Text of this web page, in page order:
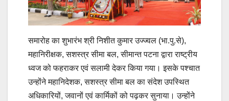
समारोह का शुभारंभ श्री निशीत कुमार उज्ज्वल (भा.पु.से),
महानिरीक्षक, सशस्त्र सीमा बल, सीमान्त पटना द्वारा राष्ट्रीय
ध्वज को फहराकर एवं सलामी देकर किया गया। इसके पश्चात
उन्होंने महानिदेशक, सशस्त्र सीमा बल का संदेश उपस्थित
अधिकारियों, जवानों एवं कार्मिकों को पढ़कर सुनाया। उन्होंने